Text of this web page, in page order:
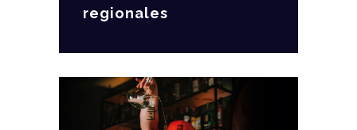
regionales